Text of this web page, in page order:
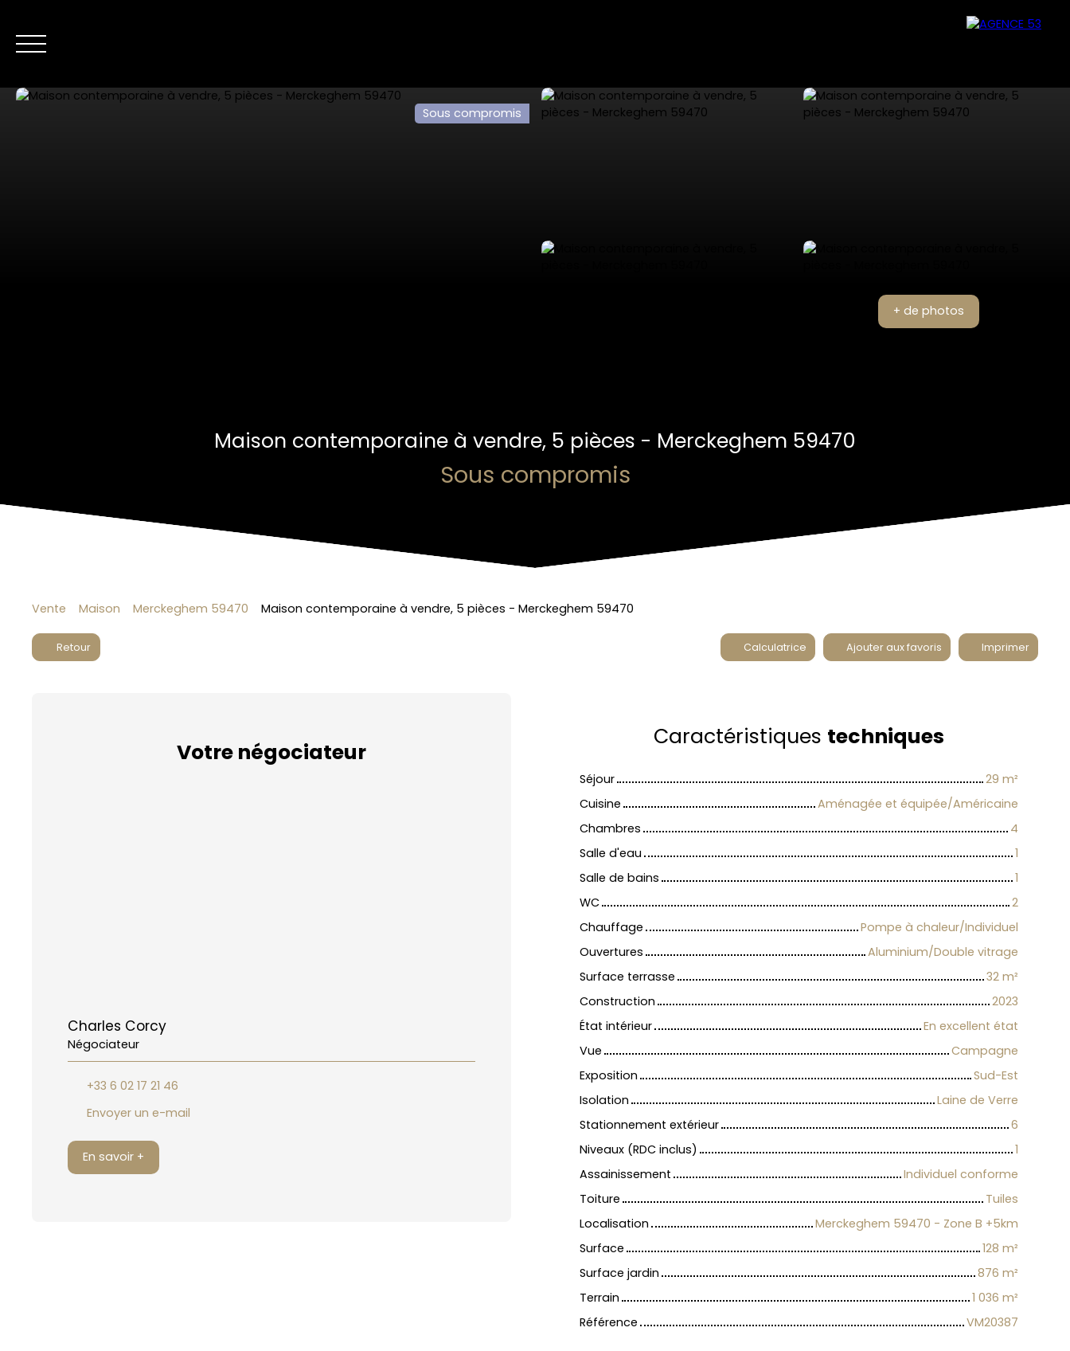
Sous compromis
+ de photos
Maison contemporaine à vendre, 5 pièces - Merckeghem 59470
Sous compromis
Vente Maison Merckeghem 59470 Maison contemporaine à vendre, 5 pièces - Merckeghem 59470
Retour Calculatrice Ajouter aux favoris Imprimer
Votre négociateur
Charles Corcy
Négociateur
+33 6 02 17 21 46
Envoyer un e-mail
En savoir +
Caractéristiques techniques
Séjour 29 m²
Cuisine
Aménagée et équipée/Américaine
Chambres
4
Salle d'eau
1
Salle de bains
1
WC
2
Chauffage
Pompe à chaleur/Individuel
Ouvertures
Aluminium/Double vitrage
Surface terrasse
32 m²
Construction
2023
État intérieur
En excellent état
Vue
Campagne
Exposition
Sud-Est
Isolation
Laine de Verre
Stationnement extérieur
6
Niveaux (RDC inclus)
1
Assainissement
Individuel conforme
Toiture
Tuiles
Localisation
Merckeghem 59470 - Zone B +5km
Surface
128 m²
Surface jardin
876 m²
Terrain
1 036 m²
Référence
VM20387